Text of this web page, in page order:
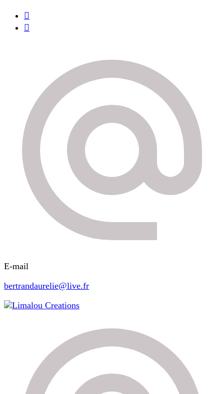
E-mail
bertrandaurelie@live.fr
Limalou Creations